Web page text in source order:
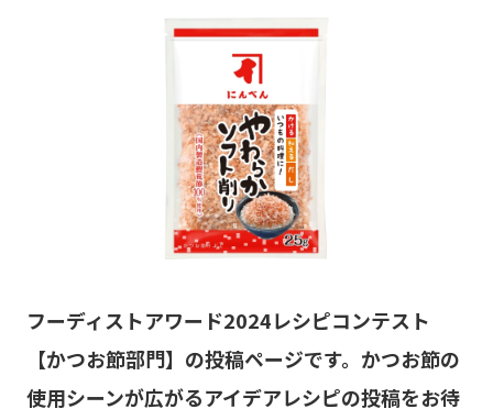
フーディストアワード2024レシピコンテスト
【かつお節部門】の投稿ページです。かつお節の
使用シーンが広がるアイデアレシピの投稿をお待